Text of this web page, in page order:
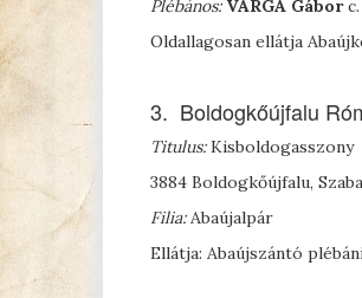
Plébános: VARGA Gábor
Oldallagosan ellátja
3. Boldogkőújfalu
Titulus: Kisboldogasszony
3884 Boldogkőújfalu,
Filia:Abaújalpár
Ellátja: Abaújszántó